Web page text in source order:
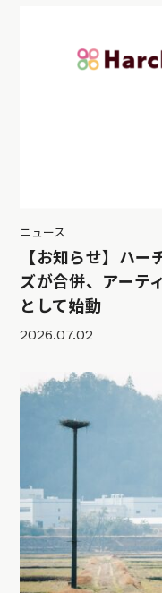
ニュース
【お知らせ】ハ
ズが合併、アーテ
として始動
2026.07.02